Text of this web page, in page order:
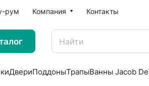
рум Компания Контакты
ДвериПоддоныТрапыВанны Jacob